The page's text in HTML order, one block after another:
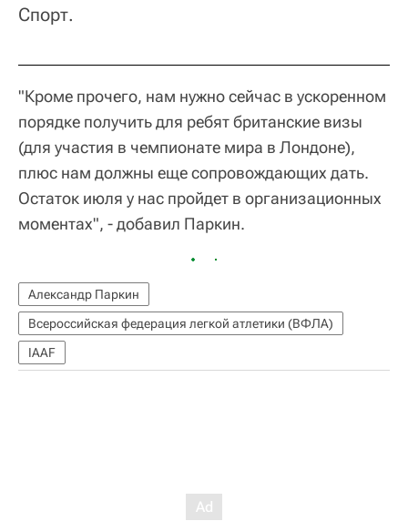
Спорт.
"Кроме прочего, нам нужно сейчас в ускоренном
порядке получить для ребят британские визы
(для участия в чемпионате мира в Лондоне),
плюс нам должны еще сопровождающих дать.
Остаток июля у нас пройдет в организационных
моментах", - добавил Паркин.
Александр Паркин
Всероссийская федерация легкой атлетики (ВФЛА)
IAAF